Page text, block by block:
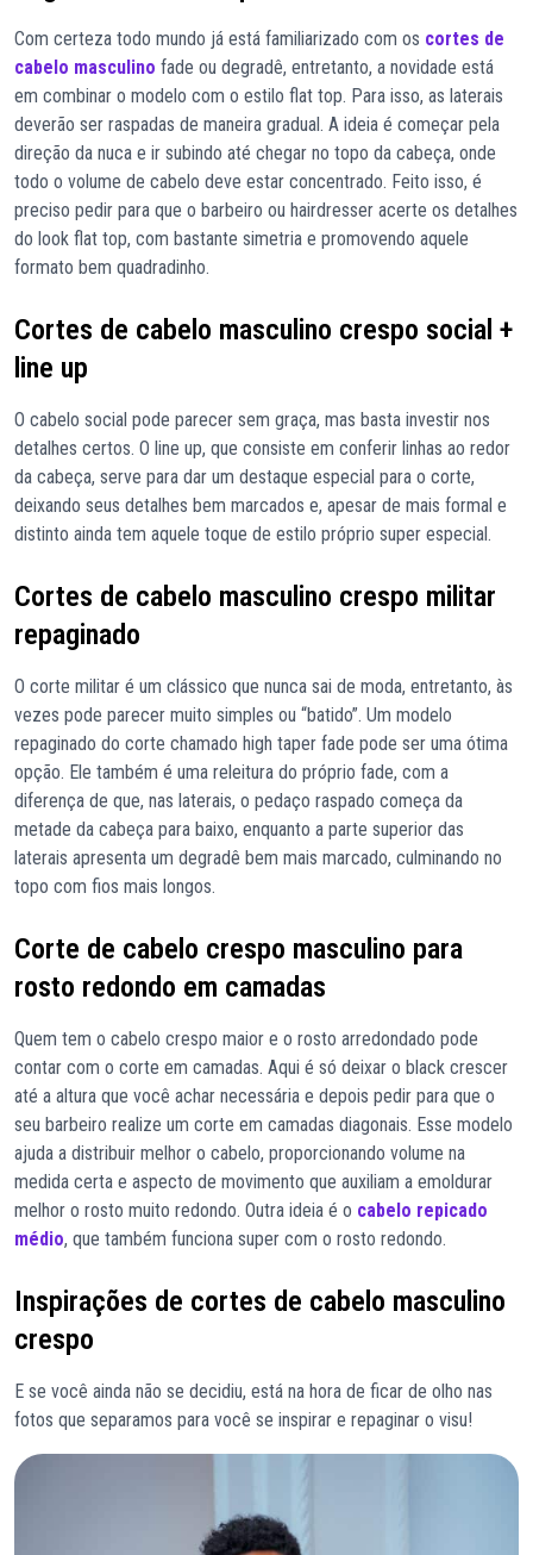
Com certeza todo mundo já está familiarizado com os cortes de
cabelo masculino fade ou degradê, entretanto, a novidade está
em combinar o modelo com o estilo flat top. Para isso, as laterais
deverão ser raspadas de maneira gradual. A ideia é começar pela
direção da nuca e ir subindo até chegar no topo da cabeça, onde
todo o volume de cabelo deve estar concentrado. Feito isso, é
preciso pedir para que o barbeiro ou hairdresser acerte os detalhes
do look flat top, com bastante simetria e promovendo aquele
formato bem quadradinho.
Cortes de cabelo masculino crespo social +
line up
O cabelo social pode parecer sem graça, mas basta investir nos
detalhes certos. O line up, que consiste em conferir linhas ao redor
da cabeça, serve para dar um destaque especial para o corte,
deixando seus detalhes bem marcados e, apesar de mais formal e
distinto ainda tem aquele toque de estilo próprio super especial.
Cortes de cabelo masculino crespo militar
repaginado
O corte militar é um clássico que nunca sai de moda, entretanto, às
vezes pode parecer muito simples ou “batido”. Um modelo
repaginado do corte chamado high taper fade pode ser uma ótima
opção. Ele também é uma releitura do próprio fade, com a
diferença de que, nas laterais, o pedaço raspado começa da
metade da cabeça para baixo, enquanto a parte superior das
laterais apresenta um degradê bem mais marcado, culminando no
topo com fios mais longos.
Corte de cabelo crespo masculino para
rosto redondo em camadas
Quem tem o cabelo crespo maior e o rosto arredondado pode
contar com o corte em camadas. Aqui é só deixar o black crescer
até a altura que você achar necessária e depois pedir para que o
seu barbeiro realize um corte em camadas diagonais. Esse modelo
ajuda a distribuir melhor o cabelo, proporcionando volume na
medida certa e aspecto de movimento que auxiliam a emoldurar
melhor o rosto muito redondo. Outra ideia é o cabelo repicado
médio, que também funciona super com o rosto redondo.
Inspirações de cortes de cabelo masculino
crespo
E se você ainda não se decidiu, está na hora de ficar de olho nas
fotos que separamos para você se inspirar e repaginar o visu!